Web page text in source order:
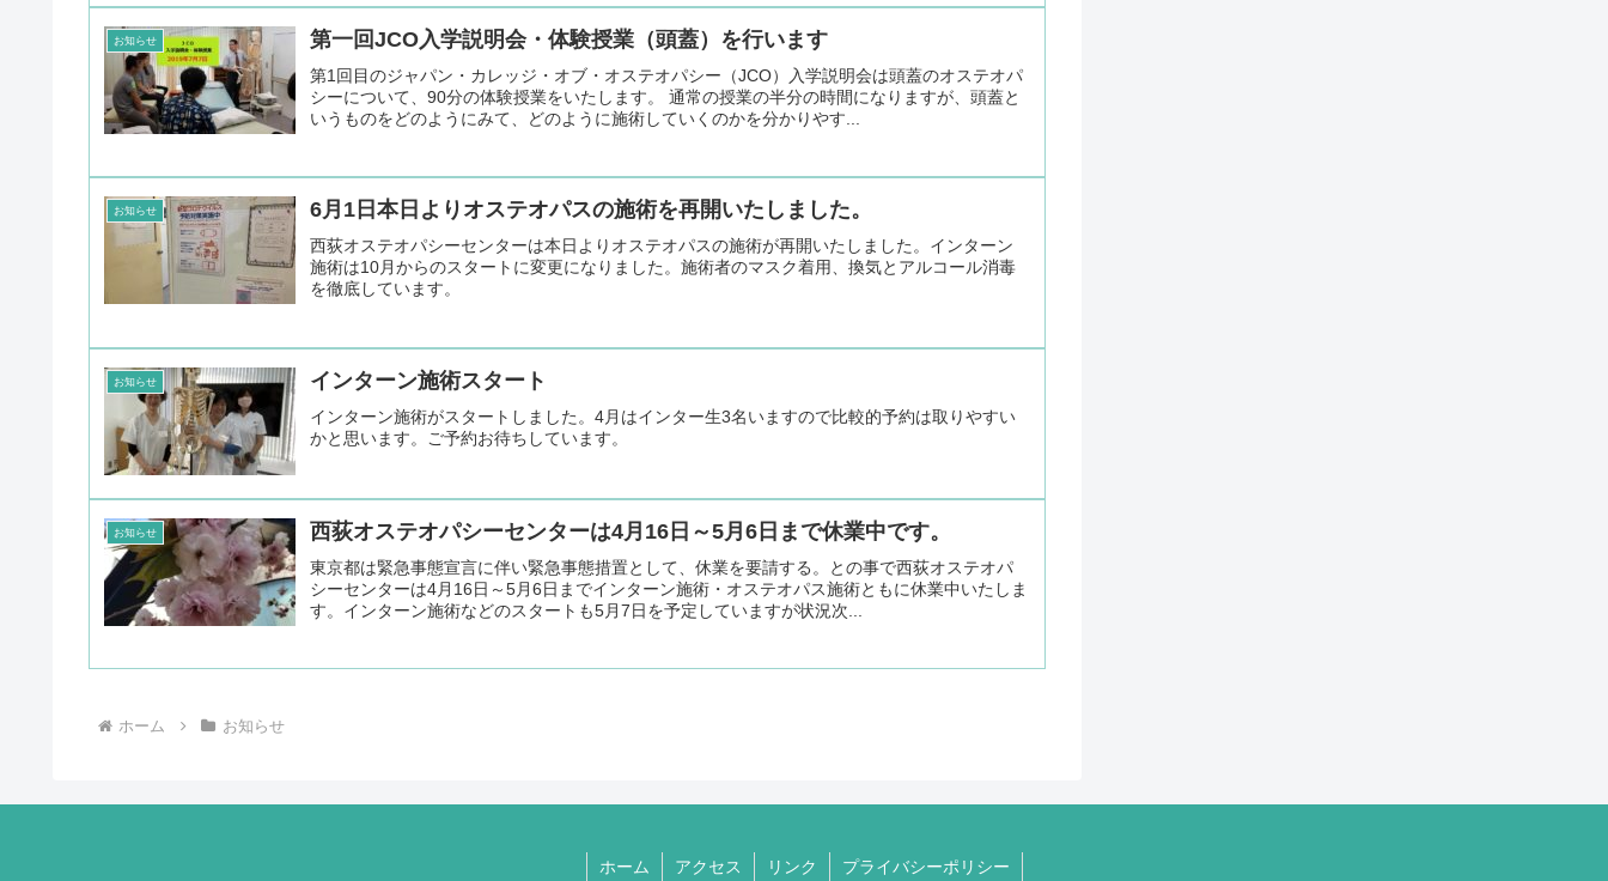
お知らせ 第一回JCO入学説明会・体験授業（頭蓋）を行います
第1回目のジャパン・カレッジ・オブ・オステオパシー（JCO）入学説明会は頭蓋のオステオパ
シーについて、90分の体験授業をいたします。 通常の授業の半分の時間になりますが、頭蓋と
いうものをどのようにみて、どのように施術していくのかを分かりやす...
お知らせ 6月1日本日よりオステオパスの施術を再開いたしました。
西荻オステオパシーセンターは本日よりオステオパスの施術が再開いたしました。インターン
施術は10月からのスタートに変更になりました。施術者のマスク着用、換気とアルコール消毒
を徹底しています。
お知らせ インターン施術スタート
インターン施術がスタートしました。4月はインター生3名いますので比較的予約は取りやすい
かと思います。ご予約お待ちしています。
お知らせ 西荻オステオパシーセンターは4月16日～5月6日まで休業中です。
東京都は緊急事態宣言に伴い緊急事態措置として、休業を要請する。との事で西荻オステオパ
シーセンターは4月16日～5月6日までインターン施術・オステオパス施術ともに休業中いたしま
す。インターン施術などのスタートも5月7日を予定していますが状況次...
ホーム お知らせ
ホーム アクセス リンク プライバシーポリシー